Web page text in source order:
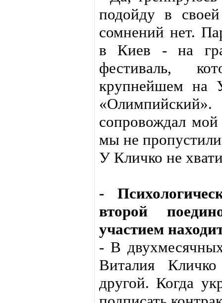
подойду в
сомнений нет.
в Киев - на
фестиваль,
крупнейшем на
сопровождал
мы не
У Кличко не
-
второй
участием
- В
Виталия
другой. Когда